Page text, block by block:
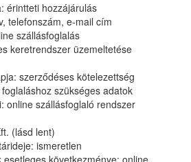
érintteti hozzájárulás
telefonszám, e-mail cím
szállásfoglalás
keretrendszer üzemeltetése
szerződéses kötelezettség
szükséges adatok
online szállásfoglaló rendszer
(lásd lent)
ismeretlen
következménye: online